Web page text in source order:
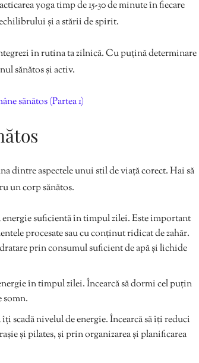
yoga timp de 15-30 de minute în fiecare
și a stării de spirit.
în rutina ta zilnică. Cu puțină determinare
sănătos și activ.
sănătos (Partea 1)
dintre aspectele unui stil de viață corect. Hai să
un corp sănătos.
energie suficientă în timpul zilei. Este important
procesate sau cu conținut ridicat de zahăr.
prin consumul suficient de apă și lichide
în timpul zilei. Încearcă să dormi cel puțin
somn.
îți scadă nivelul de energie. Încearcă să îți reduci
și pilates, și prin organizarea și planificarea